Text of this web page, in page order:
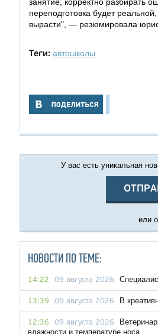
переподготовка будет
вырасти", — резюмировала
Теги: автошколы
У вас есть уникальная
или
НОВОСТИ ПО ТЕМЕ:
14:22 09 августа 2026
13:39 09 августа 2026 В
12:36 09 августа 2026
влажности и температуре носа